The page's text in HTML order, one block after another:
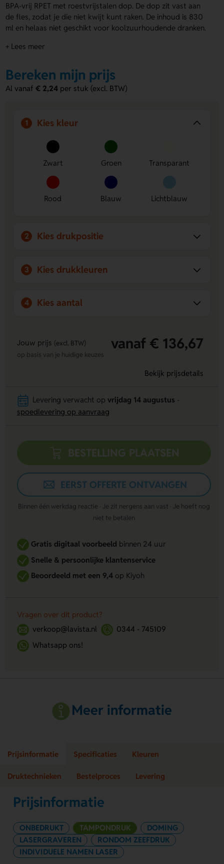
BPA-vrij RPET met roestvrijstalen dop. De dop zit vast aan
de fles, zodat je die niet kwijt kunt raken. De inhoud is 830
ml en helaas niet geschikt voor koolzuurhoudende dranken.
een bedrukking (rondom) en laat de dop graveren, ook
dop of vraag een offerte op.
Voordelen van de RPET fles met vaste
Duurzaam en veilig materiaal:
Gemaakt van BPA-vrij
RPET met roestvrijstalen dop.
Volledig te personaliseren:Bedrukking rondom en
gravering op de dop, ook individueel per stuk.
Groot formaat:
830 ml inhoud, ideaal om altijd
voldoende water bij de hand te hebben.
+ Lees meer
Bereken mijn prijs
Al vanaf€ 2,24 per stuk (excl. BTW)
1 Kies kleur
Zwart Groen Transparant
Rood Blauw Lichtblauw
2 Kies drukpositie
3 Kies drukkleuren
4 Kies aantal
Jouw prijs (excl. BTW) vanaf € 136,67
op basis van je huidige keuzes
Bekijk prijsdetails
Levering verwacht opvrijdag 14 augustus
spoedlevering op aanvraag
BESTELLING PLAATSEN
EERST OFFERTE ONTVANGEN
Binnen één werkdag reactie · Je zit nergens aan vast · Je hoeft nog
niet te betalen
Gratis digitaal voorbeeldbinnen 24 uur
Snelle & persoonlijke klantenservice
Beoordeeld met een 9,4op Kiyoh
Vragen over dit product?
verkoop@lavista.nl
0344 - 745109
Whatsapp ons!
Meer informatie
Prijsinformatie Specificaties Kleuren
Druktechnieken Bestelproces Levering
Prijsinformatie
ONBEDRUKT TAMPONDRUK
DOMING
LASERGRAVEREN
RONDOM ZEEFDRUK
INDIVIDUELE NAMEN LASER